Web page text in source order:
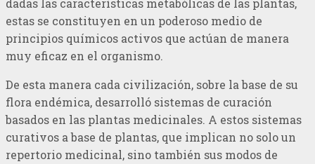
dadas las características metabólicas de las plantas,
estas se constituyen en un poderoso medio de
principios químicos activos que actúan de manera
muy eficaz en el organismo.
De esta manera cada civilización, sobre la base de su
flora endémica, desarrolló sistemas de curación
basados en las plantas medicinales. A estos sistemas
curativos a base de plantas, que implican no solo un
repertorio medicinal, sino también sus modos de